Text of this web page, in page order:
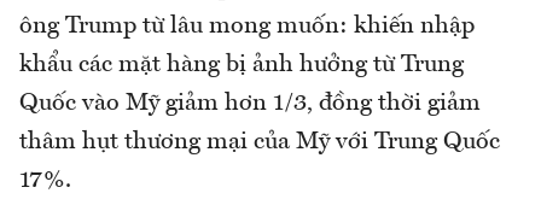
ông Trump từ lâu mong muốn: khiến nhập
khẩu các mặt hàng bị ảnh hưởng từ Trung
Quốc vào Mỹ giảm hơn 1/3, đồng thời giảm
thâm hụt thương mại của Mỹ với Trung Quốc
17%.